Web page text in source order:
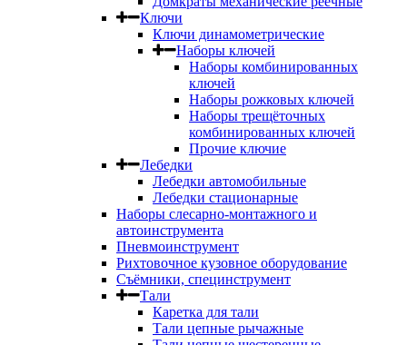
Ключи
Ключи динамометрические
Наборы ключей
Наборы комбинированных
ключей
Наборы рожковых ключей
Наборы трещёточных
комбинированных ключей
Прочие ключие
Лебедки
Лебедки автомобильные
Лебедки стационарные
Наборы слесарно-монтажного и
автоинструмента
Пневмоинструмент
Рихтовочное кузовное оборудование
Съёмники, специнструмент
Тали
Каретка для тали
Тали цепные рычажные